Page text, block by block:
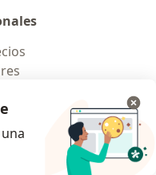
Doctoralia